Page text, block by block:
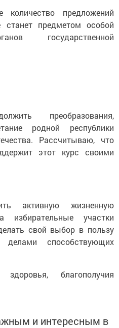
предложений
станет предметом особой
государственной
преобразования,
родной республики
Рассчитываю, что
этот курс своими
активную жизненную
участки
свой выбор в пользу
делами способствующих
благополучия
и интересным в